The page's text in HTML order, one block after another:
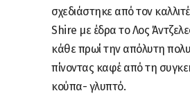
σχεδιάστηκε από τον
Shire με έδρα το Λος
κάθε πρωί την απόλυτη
πίνοντας καφέ από τη
κούπα- γλυπτό.